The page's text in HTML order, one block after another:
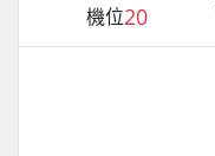
機位20